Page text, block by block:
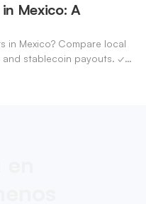
Mexico: A
in Mexico? Compare local
and stablecoin payouts. ✓